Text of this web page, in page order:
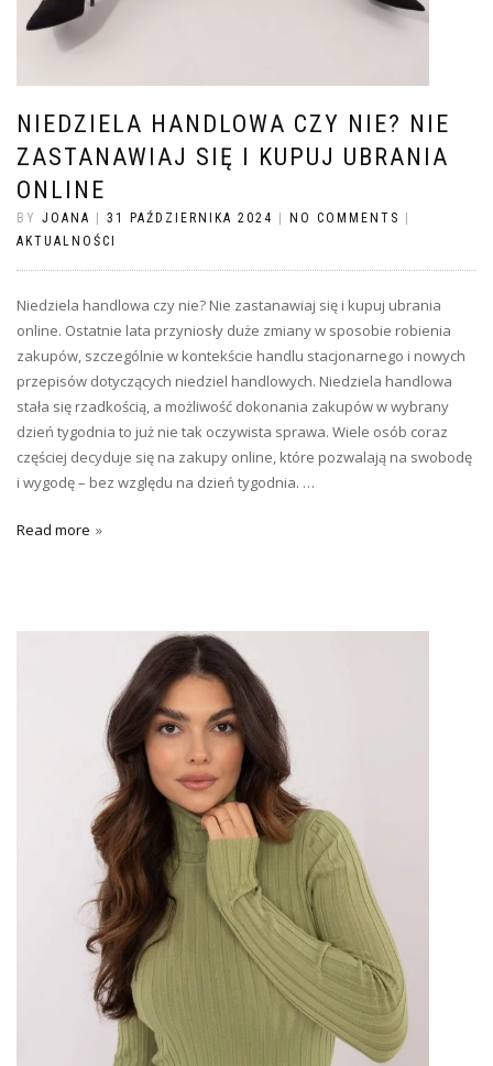
NIEDZIELA HANDLOWA CZY NIE? NIE
ZASTANAWIAJ SIĘ I KUPUJ UBRANIA
ONLINE
BY JOANA | 31 PAŹDZIERNIKA 2024 | NO COMMENTS |
AKTUALNOŚCI
Niedziela handlowa czy nie? Nie zastanawiaj się i kupuj ubrania
online. Ostatnie lata przyniosły duże zmiany w sposobie robienia
zakupów, szczególnie w kontekście handlu stacjonarnego i nowych
przepisów dotyczących niedziel handlowych. Niedziela handlowa
stała się rzadkością, a możliwość dokonania zakupów w wybrany
dzień tygodnia to już nie tak oczywista sprawa. Wiele osób coraz
częściej decyduje się na zakupy online, które pozwalają na swobodę
i wygodę – bez względu na dzień tygodnia. …
Read more